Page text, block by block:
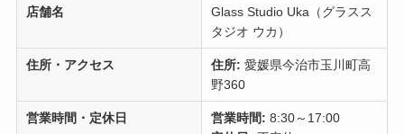
店舗名
Glass Studio Uka（グラスス
タジオ ウカ）
住所・アクセス 住所: 愛媛県今治市玉川町高
野360
営業時間・定休日 営業時間: 8:30～17:00